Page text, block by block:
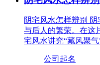
阴宅风水怎样辨别
与后人的繁荣。在这
宅风水讲究“藏风聚
公司起名